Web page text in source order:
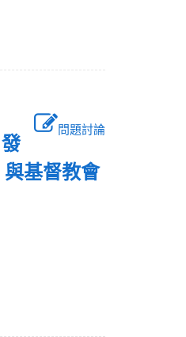
問題討論
基督教會